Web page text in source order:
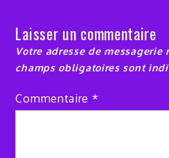
Laisser un commentaire
Votre adresse de messagerie
champs obligatoires sont
Commentaire *